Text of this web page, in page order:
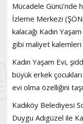
Mücadele Günü’nde
İzleme Merkezi
kalacağı Kadın
gibi maliyet kalemleri
Kadın Yaşam Evi,
büyük erkek
evi olma özelliğini
Kadıköy Belediyesi
Duygu Adıgüzel ile